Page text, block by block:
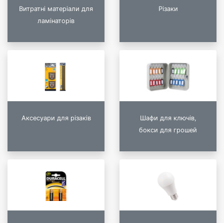
Витратні матеріали для
ламінаторів
Різаки
Аксесуари для різаків
Шафи для ключів,
бокси для грошей